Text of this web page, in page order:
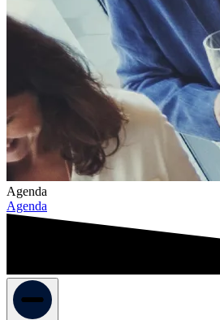
Agenda
Agenda